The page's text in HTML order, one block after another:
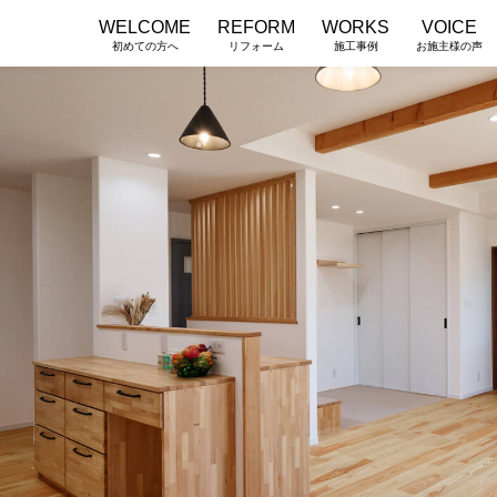
WELCOME
初めての方へ
REFORM
リフォーム
WORKS
施工事例
VOICE
お施主様の声